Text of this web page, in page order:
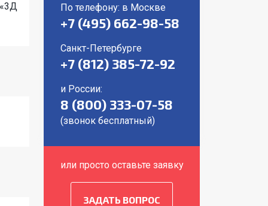
По телефону: в Москве
+7 (495) 662-98-58
Санкт-Петербурге
+7 (812) 385-72-92
и России:
8 (800) 333-07-58
(звонок бесплатный)
или просто оставьте заявку
ЗАДАТЬ ВОПРОС